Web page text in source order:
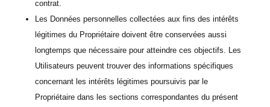
contrat.
Les Données personnelles collectées aux fins des intérêts
légitimes du Propriétaire doivent être conservées aussi
longtemps que nécessaire pour atteindre ces objectifs. Les
Utilisateurs peuvent trouver des informations spécifiques
concernant les intérêts légitimes poursuivis par le
Propriétaire dans les sections correspondantes du présent